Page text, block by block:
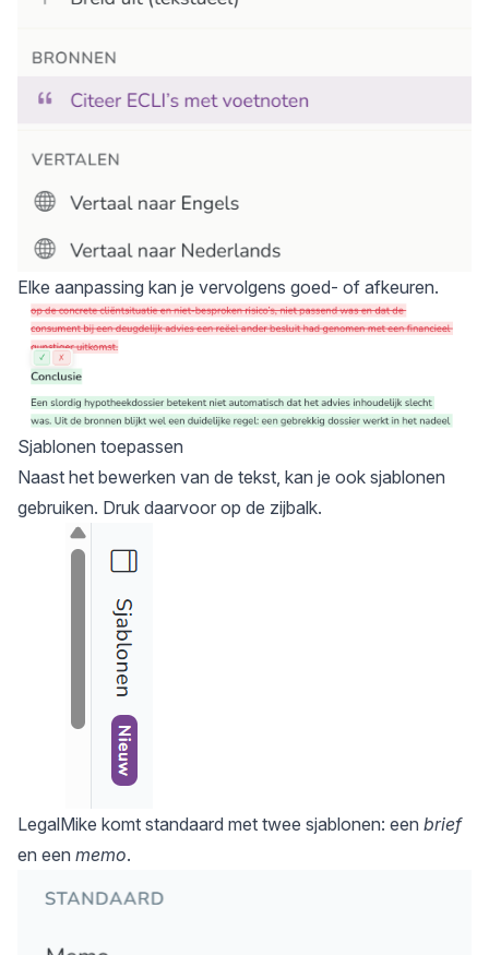
Elke aanpassing kan je vervolgens goed- of afkeuren.
Sjablonen toepassen
Naast het bewerken van de tekst, kan je ook sjablonen
gebruiken. Druk daarvoor op de zijbalk.
LegalMike komt standaard met twee sjablonen: een brief
en een memo.